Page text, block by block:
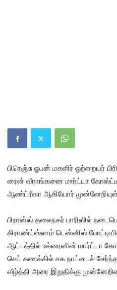
பிரெஞ்சு ஓபன் மகளிர் ஒற்​றையர்
ரைன் வீராங்​கனை மார்ட்டா
ஆண்ட்ரீவா ஆகியோர்
பிரான்ஸ் தலைநகர் பாரிஸில்
கிராண்ட்​ஸ்​லாம் டென்​னிஸ்
ஆட்​டத்​தில் உக்​ரைனின் மார்ட்டா
செட் கணக்​கில் சக நாட்​டைச்
வீழ்த்தி அரை இறு​திக்கு